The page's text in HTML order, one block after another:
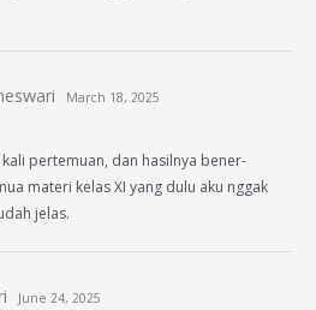
March 18, 2025
pertemuan, dan hasilnya bener-
materi kelas XI yang dulu aku nggak
jelas.
June 24, 2025